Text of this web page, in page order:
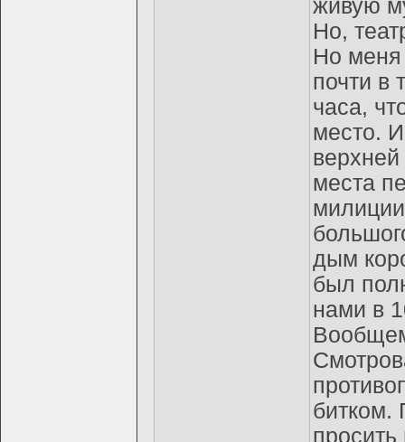
живую
Но,
Но меня
почти в
часа,
место.
места
дым
был
нами в
битком.